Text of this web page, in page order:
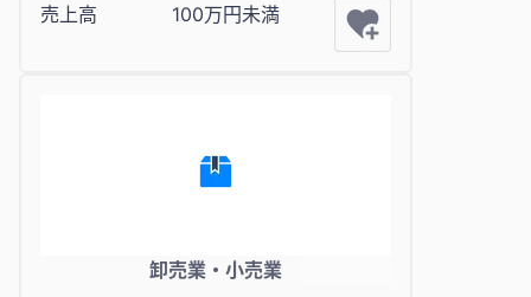
売上高
100万円未満
卸売業・小売業